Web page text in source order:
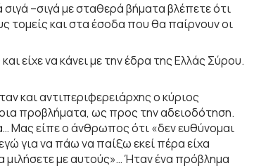
σιγά –σιγά με σταθερά βήματα βλέπετε ότι
τομείς και στα έσοδα που θα παίρνουν οι
είχε να κάνει με την έδρα της Ελλάς Σύρου.
και αντιπεριφερειάρχης ο κύριος
προβλήματα, ως προς την αδειοδότηση.
Μας είπε ο άνθρωπος ότι «δεν ευθύνομαι
για να πάω να παίξω εκεί πέρα είχα
μιλήσετε με αυτούς»… Ήταν ένα πρόβλημα